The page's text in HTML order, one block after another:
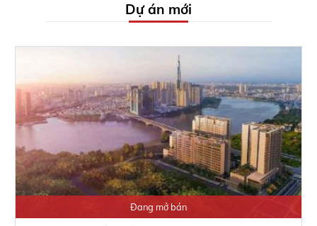
Dự án mới
Đang mở bán